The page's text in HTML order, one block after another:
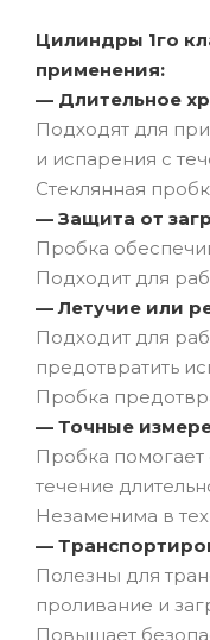
Цилиндры 1го
применения:
— Длительное
Подходят для
и испарения с
Стеклянная
— Защита от
Пробка
Подходит для
— Летучие или
Подходит для
предотвратить
Пробка
— Точные
Пробка помогает
течение
Незаменима в
—
Полезны для
проливание и
Повышает